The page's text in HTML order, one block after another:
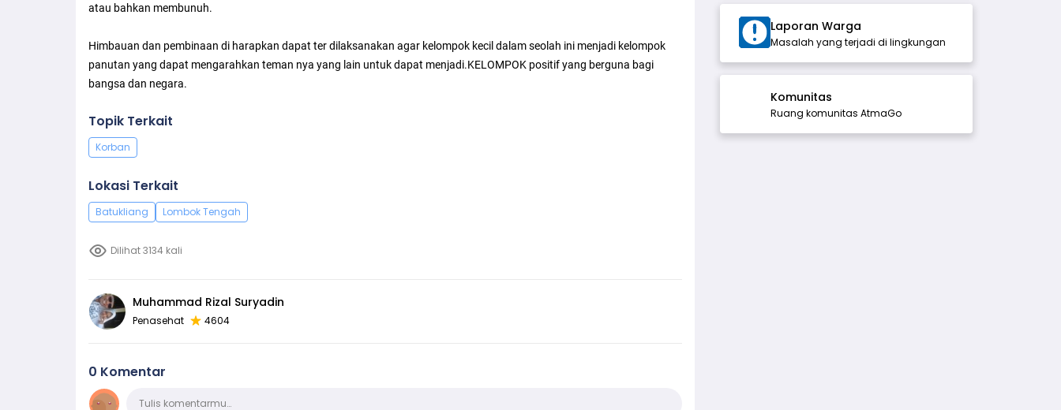
atau bahkan membunuh.
Himbauan dan pembinaan di harapkan dapat ter dilaksanakan agar kelompok kecil dalam seolah ini menjadi kelompok
panutan yang dapat mengarahkan teman nya yang lain untuk dapat menjadi.KELOMPOK positif yang berguna bagi
bangsa dan negara.
Topik Terkait
Korban
Lokasi Terkait
Batukliang Lombok Tengah
Dilihat 3134 kali
Muhammad Rizal Suryadin
Penasehat 4604
0 Komentar
KomentarTulis komentarmu…
Laporan Warga
Masalah yang terjadi di lingkungan
Komunitas
Ruang komunitas AtmaGo